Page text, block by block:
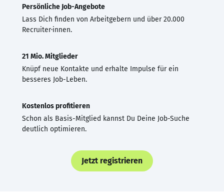
Persönliche Job-Angebote
Lass Dich finden von Arbeitgebern und über 20.000
Recruiter·innen.
21 Mio. Mitglieder
Knüpf neue Kontakte und erhalte Impulse für ein
besseres Job-Leben.
Kostenlos profitieren
Schon als Basis-Mitglied kannst Du Deine Job-Suche
deutlich optimieren.
Jetzt registrieren